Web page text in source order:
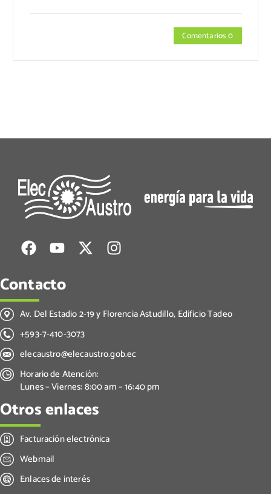
Comentarios 0
Contacto
Av. Del Estadio 2-19 y Florencia Astudillo, Edificio Tadeo
+593-7-410-3073
elecaustro@elecaustro.gob.ec
Horario de Atención:
Lunes – Viernes: 8:00 am – 16:40 pm
Otros enlaces
Facturación electrónica
Webmail
Enlaces de interés